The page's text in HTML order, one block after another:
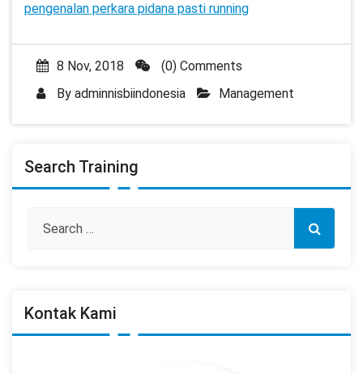
pengenalan perkara pidana pasti running
8 Nov, 2018
(0) Comments
By adminnisbiindonesia Management
Search Training
Kontak Kami